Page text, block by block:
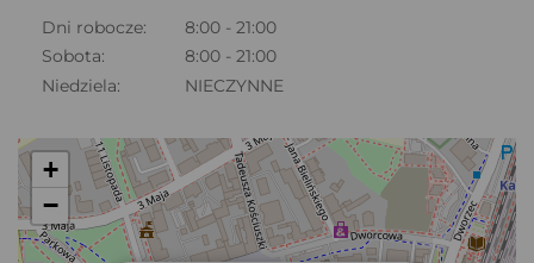
Dni robocze:
8:00 - 21:00
Sobota:
8:00 - 21:00
Niedziela:
NIECZYNNE
+
−